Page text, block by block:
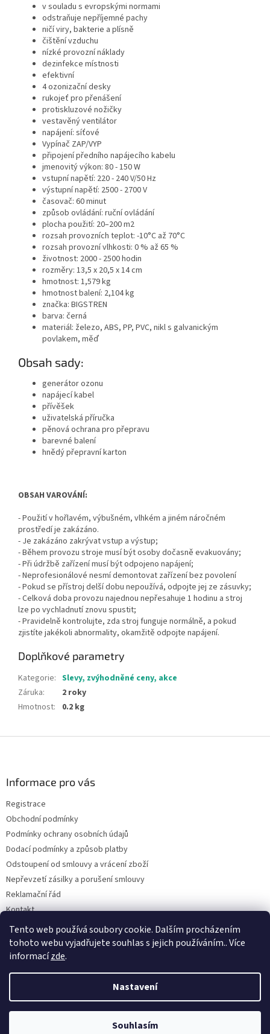
Tento web používá soubory cookie. Dalším procházením
tohoto webu vyjadřujete souhlas s jejich používáním.. Více
informacízde.
Nastavení
Souhlasím
v souladu s evropskými normami
odstraňuje nepříjemné pachy
ničí viry, bakterie a plísně
čištění vzduchu
nízké provozní náklady
dezinfekce místnosti
efektivní
4 ozonizační desky
rukojeť pro přenášení
protiskluzové nožičky
vestavěný ventilátor
napájení: síťové
Vypínač ZAP/VYP
připojení předního napájecího kabelu
jmenovitý výkon: 80 - 150 W
vstupní napětí: 220 - 240 V/50 Hz
výstupní napětí: 2500 - 2700 V
časovač: 60 minut
způsob ovládání: ruční ovládání
plocha použití: 20–200 m2
rozsah provozních teplot: -10°C až 70°C
rozsah provozní vlhkosti: 0 % až 65 %
životnost: 2000 - 2500 hodin
rozměry: 13,5 x 20,5 x 14 cm
hmotnost: 1,579 kg
hmotnost balení: 2,104 kg
značka: BIGSTREN
barva: černá
materiál: železo, ABS, PP, PVC, nikl s galvanickým
povlakem, měď
Obsah sady:
generátor ozonu
napájecí kabel
přívěšek
uživatelská příručka
pěnová ochrana pro přepravu
barevné balení
hnědý přepravní karton
OBSAH VAROVÁNÍ:
- Použití v hořlavém, výbušném, vlhkém a jiném náročném
prostředí je zakázáno.
- Je zakázáno zakrývat vstup a výstup;
- Během provozu stroje musí být osoby dočasně evakuovány;
- Při údržbě zařízení musí být odpojeno napájení;
- Neprofesionálové nesmí demontovat zařízení bez povolení
- Pokud se přístroj delší dobu nepoužívá, odpojte jej ze zásuvky;
- Celková doba provozu najednou nepřesahuje 1 hodinu a stroj
lze po vychladnutí znovu spustit;
- Pravidelně kontrolujte, zda stroj funguje normálně, a pokud
zjistíte jakékoli abnormality, okamžitě odpojte napájení.
Doplňkové parametry
Kategorie: Slevy, zvýhodněné ceny, akce
Záruka:
2 roky
Hmotnost: 0.2 kg
Informace pro vás
Registrace
Obchodní podmínky
Podmínky ochrany osobních údajů
Dodací podmínky a způsob platby
Odstoupení od smlouvy a vrácení zboží
Nepřevzetí zásilky a porušení smlouvy
Reklamační řád
Kontakt
Napište nám
Copyright 2026Dobirkov.cz. Všechna práva vyhrazena.Upravit
nastavení cookies